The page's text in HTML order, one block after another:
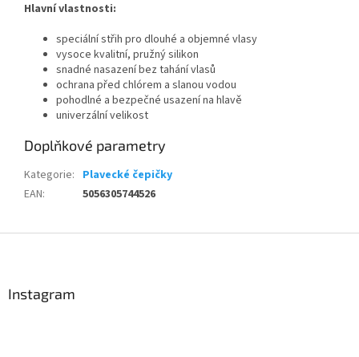
Hlavní vlastnosti:
speciální střih pro dlouhé a objemné vlasy
vysoce kvalitní, pružný silikon
snadné nasazení bez tahání vlasů
ochrana před chlórem a slanou vodou
pohodlné a bezpečné usazení na hlavě
univerzální velikost
Doplňkové parametry
Kategorie: Plavecké čepičky
EAN: 5056305744526
Instagram
Powered by chaterimo